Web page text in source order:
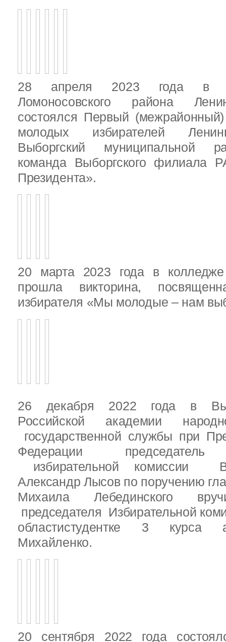
28 апреля 2023 года в
Ломоносовского района
состоялся Первый
молодых избирателей
Выборгский муниципальной
команда Выборгского филиала
Президента».
20 марта 2023 года в колледже
прошла викторина,
избирателя «Мы молодые – нам
26 декабря 2022 года в
Российской академии
государственной службы при
Федерации председатель
избирательной комиссии
Александр Лысов по поручению
Михаила Лебединского
председателя Избирательной
областистудентке 3 курса
Михайленко.
20 сентября 2022 года